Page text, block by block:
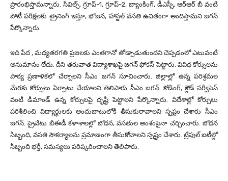
ప్రారంభిస్తామన్నారు. సివిల్స్, గ్రూప్-1, గ్రూప్-2, బ్యాంకింగ్, డీఎస్సీ, ఆర్ఆర్ బీ వంటి
పోటీ పరీక్షలకు ట్రైనింగ్ ఇస్తూ, భోజన, హాస్టల్ వసతి ఉచితంగా అందిస్తామని జగన్
పేర్కొన్నారు.
ఇది పేద , మధ్యతరగతి ప్రజలకు ఎంతగానో తోడ్పాడుతుందని చెప్పడంలో ఎటువంటి
అనుమానం లేదు. దీని తరువాత విద్యాశాఖపై జగన్ ఫోకస్ పెట్టారు. వివిధ కోర్సులను
పాఠ్య ప్రణాళికలో చేర్చాలని సీఎం జగన్‌ సూచించారు. జిల్లాల్లో ఉన్న పరిశ్రమల
మేరకు కోర్సులు ఏర్పాటు చేయాలని తెలిపారు సీఎం జగన్‌. కోడింగ్, క్లౌడ్ సర్వీసెస్
వంటి డిమాండ్ ఉన్న కోర్సులపై దృష్టి పెట్టాలని పేర్కొన్నారు. విదేశాల్లో కోర్సులు
పరిశీలించి విద్యార్థులకు అందుబాటులోకి తీసుకురావాలని స్పష్టం చేశారు సీఎం
జగన్‌. ప్రైవేటు బీఈడీ కళాశాలల్లో బోధన, వసతుల అంశంపైనా చర్చించారు. బోధన
సిబ్బంది, వసతి సౌకర్యాలను ప్రమాణంగా తీసుకోవాలని స్పష్టం చేశారు. ట్రిపుల్ ఐటీల్లో
సిబ్బంది భర్తీ, సమస్యలు పరిష్కరించాలని తెలిపారు.